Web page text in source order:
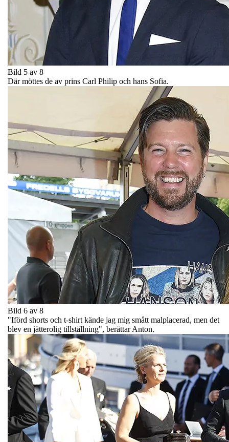
Bild 5 av 8
Där möttes de av prins Carl Philip och hans Sofia.
Bild 6 av 8
"Iförd shorts och t-shirt kände jag mig smått malplacerad, men det
blev en jätterolig tillställning", berättar Anton.